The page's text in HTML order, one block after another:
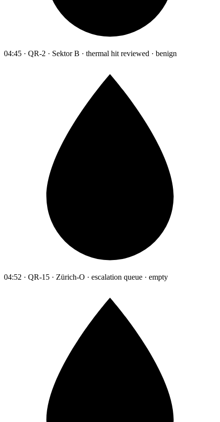
04:45 · QR-2 · Sektor B · thermal hit reviewed · benign
04:52 · QR-15 · Zürich-O · escalation queue · empty